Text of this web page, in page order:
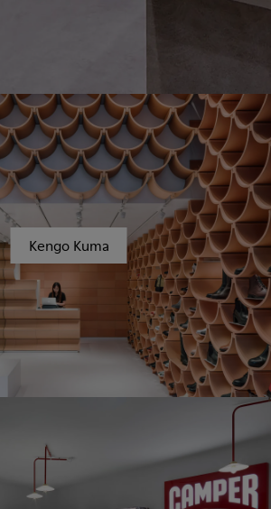
Kengo Kuma